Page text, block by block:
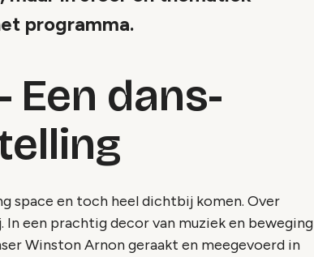
programma.
Een dans-
space en toch heel dichtbij komen. Over
In een prachtig decor van muziek en beweging
Winston Arnon geraakt en meegevoerd in